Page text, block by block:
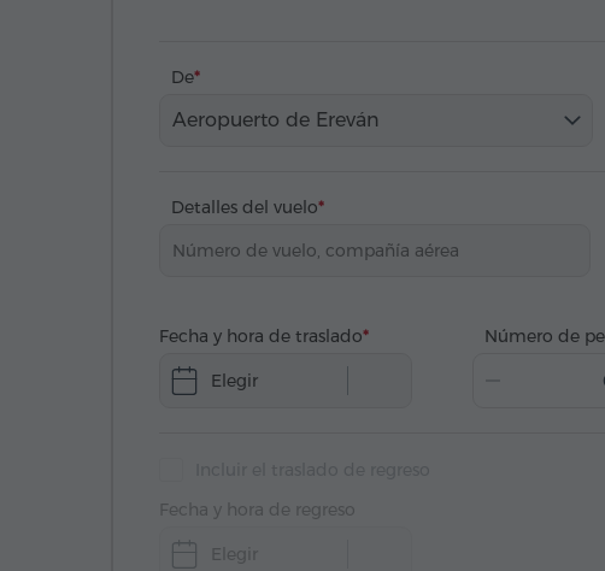
De
Aeropuerto de Ereván
Detalles del vuelo
Fecha y hora de traslado
Elegir
Número de
Fecha y hora de regreso
Elegir